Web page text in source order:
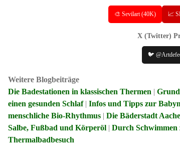
🎨 Sevilart (40K) 📈
X (Twitter)
🐦
Weitere Blogbeiträge
Die Badestationen in klassischen Thermen |
einen gesunden Schlaf|Infos und Tipps zur
menschliche Bio-Rhythmus |Die Bäderstadt
Salbe, Fußbad und Körperöl |Durch
Thermalbadbesuch